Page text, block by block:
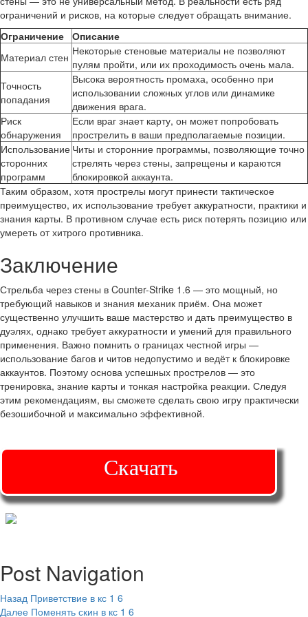
ограничений и рисков, на которые следует обращать внимание.
Ограничение Описание
Материал стен Некоторые стеновые материалы не позволяют
пулям пройти, или их проходимость очень мала.
Точность
попадания
Высока вероятность промаха, особенно при
использовании сложных углов или динамике
движения врага.
Риск
обнаружения
Если враг знает карту, он может попробовать
прострелить в ваши предполагаемые позиции.
Использование
сторонних
программ
Читы и сторонние программы, позволяющие точно
стрелять через стены, запрещены и караются
блокировкой аккаунта.
Таким образом, хотя прострелы могут принести тактическое
преимущество, их использование требует аккуратности, практики и
знания карты. В противном случае есть риск потерять позицию или
умереть от хитрого противника.
Заключение
Стрельба через стены в Counter-Strike 1.6 — это мощный, но
требующий навыков и знания механик приём. Она может
существенно улучшить ваше мастерство и дать преимущество в
дуэлях, однако требует аккуратности и умений для правильного
применения. Важно помнить о границах честной игры —
использование багов и читов недопустимо и ведёт к блокировке
аккаунтов. Поэтому основа успешных прострелов — это
тренировка, знание карты и тонкая настройка реакции. Следуя
этим рекомендациям, вы сможете сделать свою игру практически
безошибочной и максимально эффективной.
Скачать
Post Navigation
Назад Приветствие в кс 1 6
Далее Поменять скин в кс 1 6